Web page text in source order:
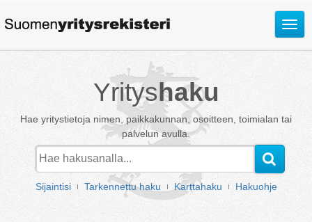
Avaa
Yrityshaku
Hae yritystietoja nimen, paikkakunnan, osoitteen, toimialan tai
palvelun avulla.
Sijaintisi Tarkennettu haku Karttahaku Hakuohje